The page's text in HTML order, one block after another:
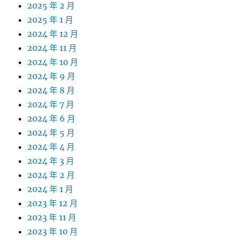
2025 年 2 月
2025 年 1 月
2024 年 12 月
2024 年 11 月
2024 年 10 月
2024 年 9 月
2024 年 8 月
2024 年 7 月
2024 年 6 月
2024 年 5 月
2024 年 4 月
2024 年 3 月
2024 年 2 月
2024 年 1 月
2023 年 12 月
2023 年 11 月
2023 年 10 月